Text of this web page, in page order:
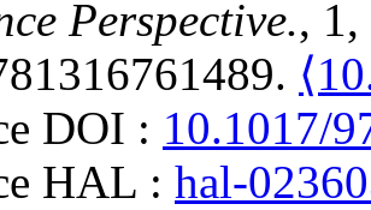
Perspective.,
DOI : 10.1017/
HAL : hal-